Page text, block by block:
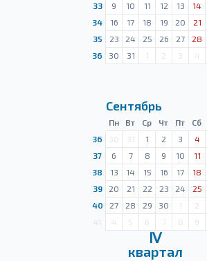
33
9 10 11 12 13 14
34
16 17 18 19 20 21
35
23 24 25 26 27 28
36
30 31 1 2 3 4
Сентябрь
Пн Вт Ср Чт Пт Сб
36
30 31 1 2 3 4
37
6 7 8 9 10 11
38
13 14 15 16 17 18
39
20 21 22 23 24 25
40
27 28 29 30 1 2
4 5 6 7 8 9
Ⅳ
квартал